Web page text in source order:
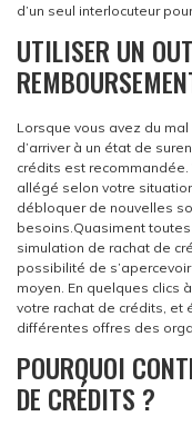
d’un seul interlocuteur
UTILISER UN
Lorsque vous avez du
d’arriver à un état de
crédits est recommandée.
allégé selon votre
débloquer de nouvelles
besoins. Quasiment
simulation de rachat de
possibilité de
moyen. En quelques clics
votre rachat de crédits, et
différentes offres des
POURQUOI
DE CRÉDITS ?